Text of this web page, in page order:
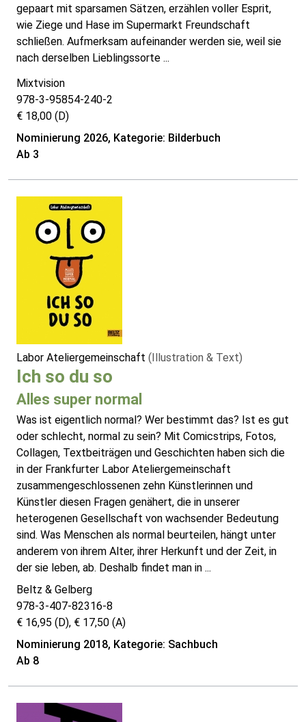
gepaart mit sparsamen Sätzen, erzählen voller Esprit,
wie Ziege und Hase im Supermarkt Freundschaft
schließen. Aufmerksam aufeinander werden sie, weil sie
nach derselben Lieblingssorte ...
Mixtvision
978-3-95854-240-2
€ 18,00 (D)
Nominierung 2026, Kategorie: Bilderbuch
Ab 3
Labor Ateliergemeinschaft (Illustration & Text)
Ich so du so
Alles super normal
Was ist eigentlich normal? Wer bestimmt das? Ist es gut
oder schlecht, normal zu sein? Mit Comicstrips, Fotos,
Collagen, Textbeiträgen und Geschichten haben sich die
in der Frankfurter Labor Ateliergemeinschaft
zusammengeschlossenen zehn Künstlerinnen und
Künstler diesen Fragen genähert, die in unserer
heterogenen Gesellschaft von wachsender Bedeutung
sind. Was Menschen als normal beurteilen, hängt unter
anderem von ihrem Alter, ihrer Herkunft und der Zeit, in
der sie leben, ab. Deshalb findet man in ...
Beltz & Gelberg
978-3-407-82316-8
€ 16,95 (D), € 17,50 (A)
Nominierung 2018, Kategorie: Sachbuch
Ab 8